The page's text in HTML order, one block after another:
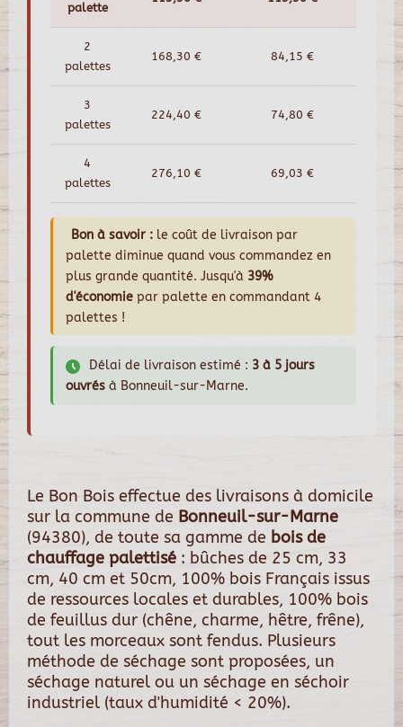
palette
2
palettes
168,30 € 84,15 €
3
palettes
224,40 € 74,80 €
4
palettes
276,10 € 69,03 €
Bon à savoir : le coût de livraison par
palette diminue quand vous commandez en
plus grande quantité. Jusqu'à 39%
d'économie par palette en commandant 4
palettes !
Délai de livraison estimé : 3 à 5 jours
ouvrés à Bonneuil-sur-Marne.
Le Bon Bois effectue des livraisons à domicile
sur la commune de Bonneuil-sur-Marne
(94380), de toute sa gamme de bois de
chauffage palettisé : bûches de 25 cm, 33
cm, 40 cm et 50cm, 100% bois Français issus
de ressources locales et durables, 100% bois
de feuillus dur (chêne, charme, hêtre, frêne),
tout les morceaux sont fendus. Plusieurs
méthode de séchage sont proposées, un
séchage naturel ou un séchage en séchoir
industriel (taux d'humidité < 20%).